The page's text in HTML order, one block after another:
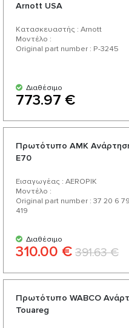
Arnott USA
Κατασκευαστής : Arnott
Μοντέλο :
Original part number : P-3245
Διαθέσιμο
773.97 €
Πρωτότυπο AMK
E70
Εισαγωγέας : AEROPIK
Μοντέλο :
Original part number : 37 20 6
419
Διαθέσιμο
310.00 € 391.63 €
Πρωτότυπο WABCO
Touareg